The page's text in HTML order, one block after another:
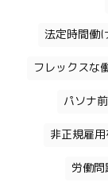
法定時間働
フレックスな
パソナ
非正規雇
労働問